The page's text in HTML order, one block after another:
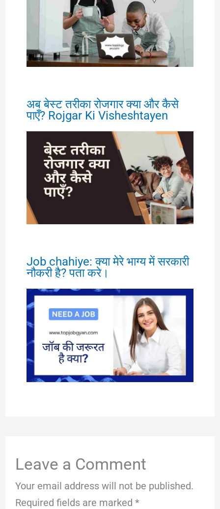
अब बेस्ट तरीका रोजगार क्या और कैसे
पाएँ? Rojgar Ki Visheshtayen
Job chahiye: क्या मेरे भाग्य में सरकारी
नौकरी है? पता करे।
Leave a Comment
Your email address will not be published.
Required fields are marked *